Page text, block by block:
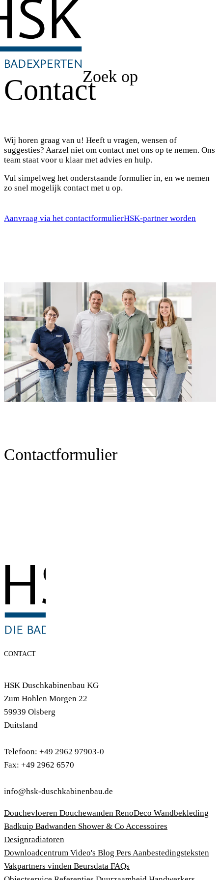
Zoek op
Contact
Wij horen graag van u! Heeft u vragen, wensen of
suggesties? Aarzel niet om contact met ons op te nemen. Ons
team staat voor u klaar met advies en hulp.
Vul simpelweg het onderstaande formulier in, en we nemen
zo snel mogelijk contact met u op.
Aanvraag via het contactformulierHSK-partner worden
Contactformulier
CONTACT
HSK Duschkabinenbau KG
Zum Hohlen Morgen 22
59939 Olsberg
Duitsland
Telefoon: +49 2962 97903-0
Fax: +49 2962 6570
info@hsk-duschkabinenbau.de
Douchevloeren Douchewanden RenoDeco Wandbekleding
Badkuip Badwanden Shower & Co Accessoires
Designradiatoren
Downloadcentrum Video's Blog Pers Aanbestedingsteksten
Vakpartners vinden Beursdata FAQs